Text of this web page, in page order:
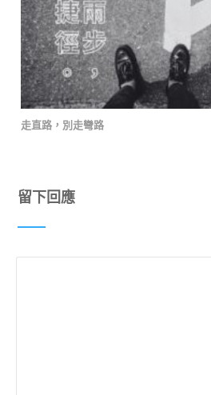
走直路，別走彎路
留下回應